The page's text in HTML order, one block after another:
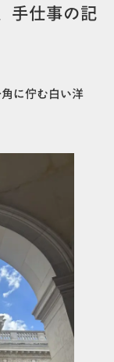
手仕事の記
に佇む白い洋